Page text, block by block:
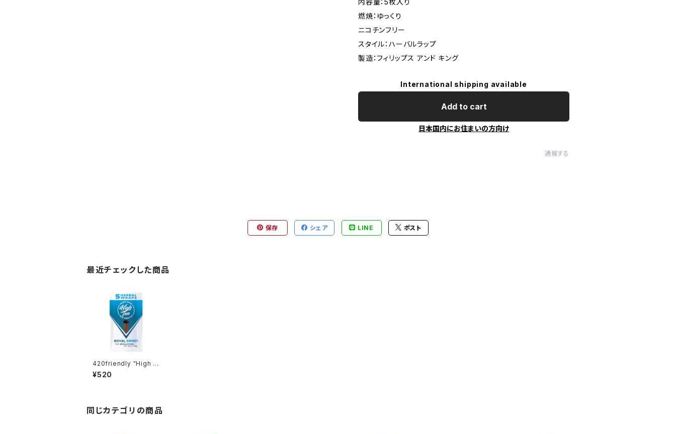
内容量：5枚入り
燃焼：ゆっくり
ニコチンフリー
スタイル：ハーバルラップ
製造：フィリップス アンド キング
International shipping available
Add to cart
日本国内にお住まいの方向け
通報する
保存 シェア LINE ポスト
最近チェックした商品
420friendly "High T
ea" - Blunt Wraps /
自分で巻く 愛好家 420
¥520
同じカテゴリの商品